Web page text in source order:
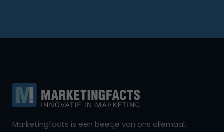
Marketingfacts is een beetje van ons allemaal,